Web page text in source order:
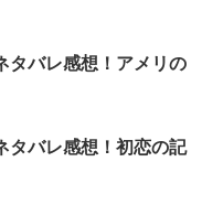
タバレ感想！アメリの
タバレ感想！初恋の記